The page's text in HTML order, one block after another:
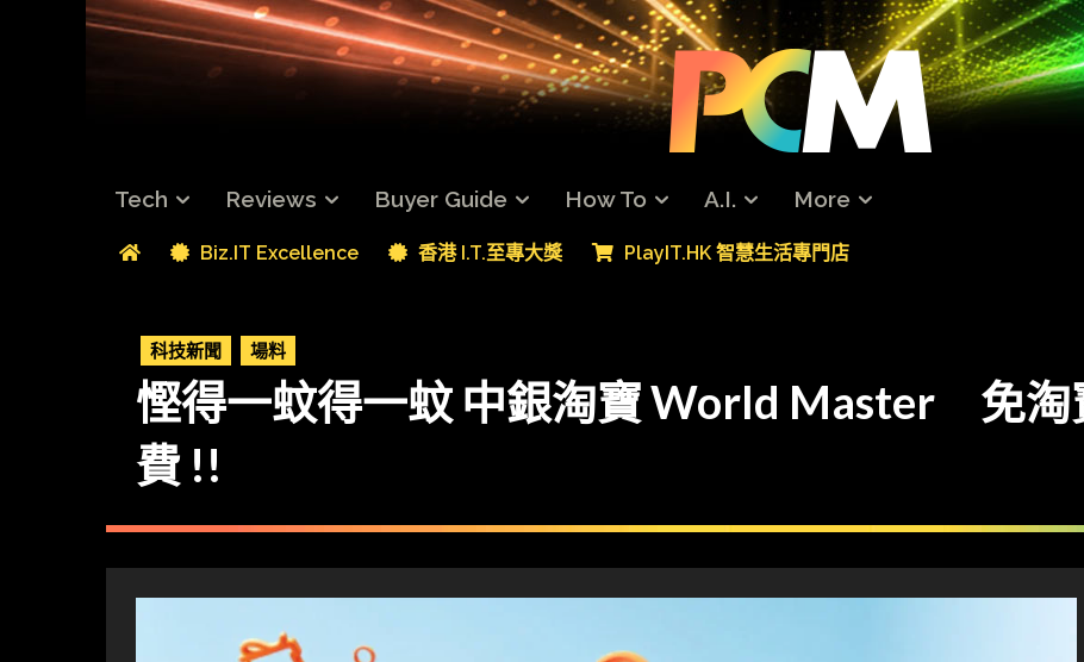
Tech Reviews Buyer Guide How To A.I. More
Biz.IT Excellence 香港 I.T.至專大獎 PlayIT.HK 智慧生活專門店
科技新聞 場料
慳得一蚊得一蚊 中銀淘寶 World Master 免淘
費 !!